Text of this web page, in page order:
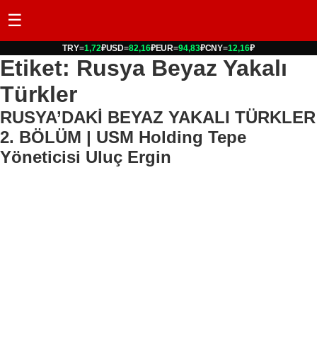
☰
TRY=1,72₽USD=82,16₽EUR=94,83₽CNY=12,16₽
Etiket: Rusya Beyaz Yakalı
Türkler
RUSYA’DAKİ BEYAZ YAKALI TÜRKLER
2. BÖLÜM | USM Holding Tepe
Yöneticisi Uluç Ergin